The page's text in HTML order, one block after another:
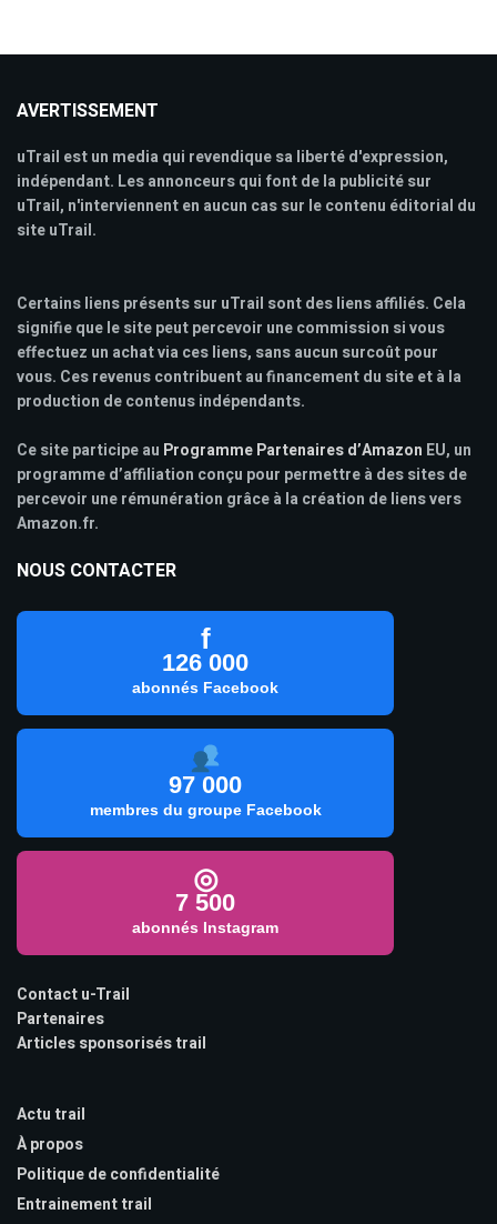
AVERTISSEMENT
uTrail est un media qui revendique sa liberté d'expression,
indépendant. Les annonceurs qui font de la publicité sur
uTrail, n'interviennent en aucun cas sur le contenu éditorial du
site uTrail.
Certains liens présents sur uTrail sont des liens affiliés. Cela
signifie que le site peut percevoir une commission si vous
effectuez un achat via ces liens, sans aucun surcoût pour
vous. Ces revenus contribuent au financement du site et à la
production de contenus indépendants.
Ce site participe au Programme Partenaires d’Amazon EU, un
programme d’affiliation conçu pour permettre à des sites de
percevoir une rémunération grâce à la création de liens vers
Amazon.fr.
NOUS CONTACTER
f
126 000
abonnés Facebook
97 000
membres du groupe Facebook
◎
7 500
abonnés Instagram
Contact u-Trail
Partenaires
Articles sponsorisés trail
Actu trail
À propos
Politique de confidentialité
Entrainement trail